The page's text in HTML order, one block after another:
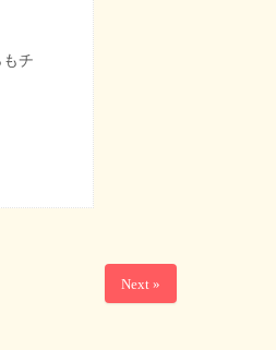
チ
Next »